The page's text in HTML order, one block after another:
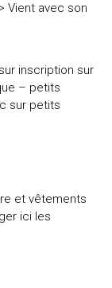
Vient avec son
inscription sur
– petits
sur petits
et vêtements
ici les